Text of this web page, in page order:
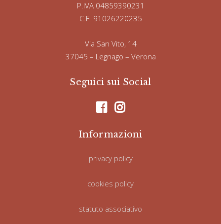
P.IVA 04859390231
C.F. 91026220235
Via San Vito, 14
37045 – Legnago – Verona
Seguici sui Social
Informazioni
privacy policy
cookies policy
statuto associativo